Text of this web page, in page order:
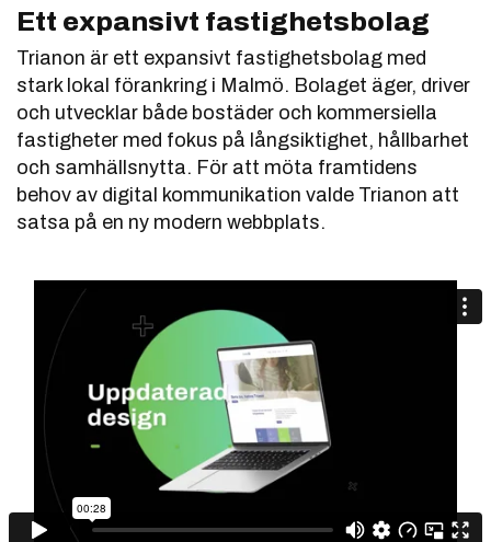
Ett expansivt fastighetsbolag
Trianon är ett expansivt fastighetsbolag med
stark lokal förankring i Malmö. Bolaget äger, driver
och utvecklar både bostäder och kommersiella
fastigheter med fokus på långsiktighet, hållbarhet
och samhällsnytta. För att möta framtidens
behov av digital kommunikation valde Trianon att
satsa på en ny modern webbplats.